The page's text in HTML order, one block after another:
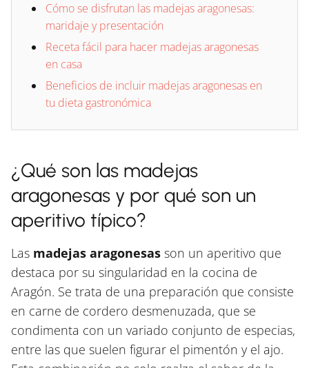
Cómo se disfrutan las madejas aragonesas:
maridaje y presentación
Receta fácil para hacer madejas aragonesas
en casa
Beneficios de incluir madejas aragonesas en
tu dieta gastronómica
¿Qué son las madejas
aragonesas y por qué son un
aperitivo típico?
Las madejas aragonesas son un aperitivo que
destaca por su singularidad en la cocina de
Aragón. Se trata de una preparación que consiste
en carne de cordero desmenuzada, que se
condimenta con un variado conjunto de especias,
entre las que suelen figurar el pimentón y el ajo.